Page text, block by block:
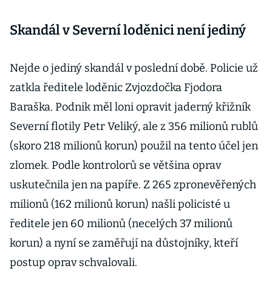
Skandál v Severní loděnici není jediný
Nejde o jediný skandál v poslední době. Policie už
zatkla ředitele loděnic Zvjozdočka Fjodora
Baraška. Podnik měl loni opravit jaderný křižník
Severní flotily Petr Veliký, ale z 356 milionů rublů
(skoro 218 milionů korun) použil na tento účel jen
zlomek. Podle kontrolorů se většina oprav
uskutečnila jen na papíře. Z 265 zpronevěřených
milionů (162 milionů korun) našli policisté u
ředitele jen 60 milionů (necelých 37 milionů
korun) a nyní se zaměřují na důstojníky, kteří
postup oprav schvalovali.